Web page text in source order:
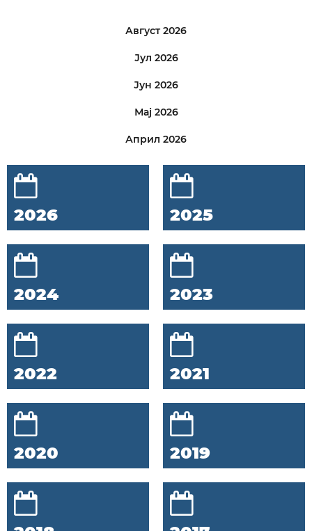
Август 2026
Јул 2026
Јун 2026
Мај 2026
Април 2026
2026 2025
2024 2023
2022 2021
2020 2019